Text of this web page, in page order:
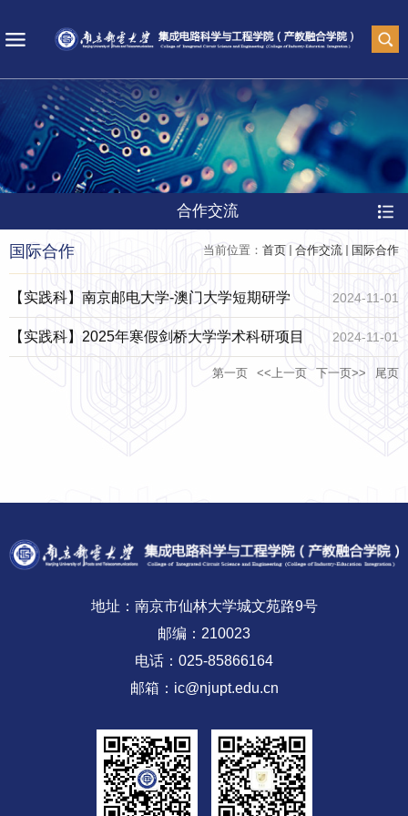
合作交流
当前位置： 首页 合作交流 国际合作
国际合作
【实践科】南京邮电大学-澳门大学短期研学 2024-11-01
【实践科】2025年寒假剑桥大学学术科研项目 2024-11-01
第一页 <<上一页 下一页>> 尾页
地址：南京市仙林大学城文苑路9号
邮编：210023
电话：025-85866164
邮箱：ic@njupt.edu.cn